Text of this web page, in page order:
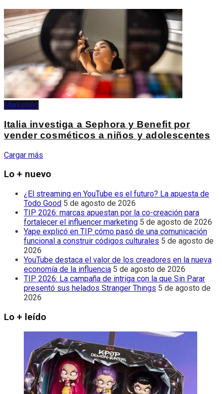
Marketing
Italia investiga a Sephora y Benefit por
vender cosméticos a niños y adolescentes
Cargar más
Lo + nuevo
¿El streaming en YouTube es el futuro? La apuesta de
Todo Good 5 de agosto de 2026
TIP 2026: marcas apuestan por la co-creación para
fortalecer el influencer marketing 5 de agosto de 2026
Yape explicó en TIP cómo pasó de una comunicación
funcional a construir códigos culturales 5 de agosto de
2026
YouTube destaca el valor de los creadores en la nueva
economía de la influencia 5 de agosto de 2026
TIP 2026: La campaña de intriga con la que Sin Parar
presentó sus helados Stranger Things 5 de agosto de
2026
Lo + leído